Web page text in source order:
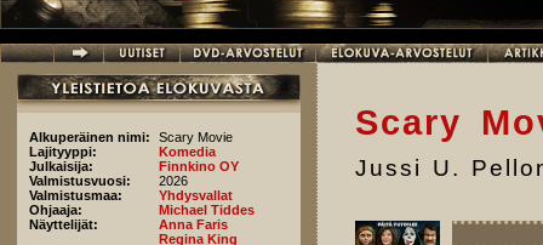
Alkuperäinen nimi:
Scary Movie
Lajityyppi:
Komedia
Julkaisija:
Finnkino OY
Valmistusvuosi:
2026
Valmistusmaa:
Yhdysvallat
Ohjaaja:
Michael Tiddes
Näyttelijät:
Anna Faris
Regina King
Scary
Jussi U.